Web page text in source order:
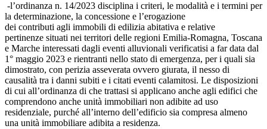
-l’ordinanza n. 14/2023 disciplina i criteri, le modalità e i termini per
la determinazione, la concessione e l’erogazione
dei contributi agli immobili di edilizia abitativa e relative
pertinenze situati nei territori delle regioni Emilia-Romagna, Toscana
e Marche interessati dagli eventi alluvionali verificatisi a far data dal
1° maggio 2023 e rientranti nello stato di emergenza, per i quali sia
dimostrato, con perizia asseverata ovvero giurata, il nesso di
causalità tra i danni subiti e i citati eventi calamitosi. Le disposizioni
di cui all’ordinanza di che trattasi si applicano anche agli edifici che
comprendono anche unità immobiliari non adibite ad uso
residenziale, purché all’interno dell’edificio sia compresa almeno
una unità immobiliare adibita a residenza.